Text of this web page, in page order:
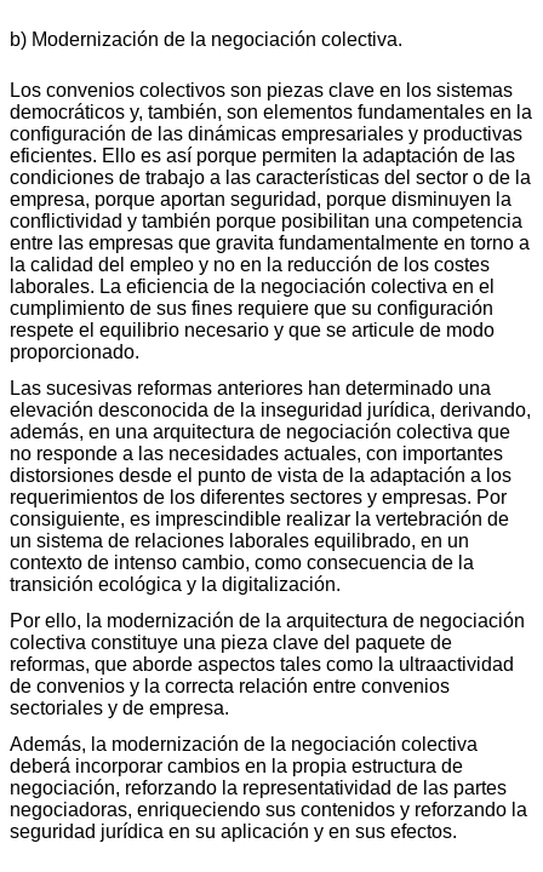
b) Modernización de la negociación colectiva.
Los convenios colectivos son piezas clave en los sistemas
democráticos y, también, son elementos fundamentales en la
configuración de las dinámicas empresariales y productivas
eficientes. Ello es así porque permiten la adaptación de las
condiciones de trabajo a las características del sector o de la
empresa, porque aportan seguridad, porque disminuyen la
conflictividad y también porque posibilitan una competencia
entre las empresas que gravita fundamentalmente en torno a
la calidad del empleo y no en la reducción de los costes
laborales. La eficiencia de la negociación colectiva en el
cumplimiento de sus fines requiere que su configuración
respete el equilibrio necesario y que se articule de modo
proporcionado.
Las sucesivas reformas anteriores han determinado una
elevación desconocida de la inseguridad jurídica, derivando,
además, en una arquitectura de negociación colectiva que
no responde a las necesidades actuales, con importantes
distorsiones desde el punto de vista de la adaptación a los
requerimientos de los diferentes sectores y empresas. Por
consiguiente, es imprescindible realizar la vertebración de
un sistema de relaciones laborales equilibrado, en un
contexto de intenso cambio, como consecuencia de la
transición ecológica y la digitalización.
Por ello, la modernización de la arquitectura de negociación
colectiva constituye una pieza clave del paquete de
reformas, que aborde aspectos tales como la ultraactividad
de convenios y la correcta relación entre convenios
sectoriales y de empresa.
Además, la modernización de la negociación colectiva
deberá incorporar cambios en la propia estructura de
negociación, reforzando la representatividad de las partes
negociadoras, enriqueciendo sus contenidos y reforzando la
seguridad jurídica en su aplicación y en sus efectos.